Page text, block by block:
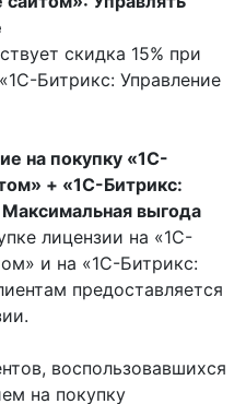
скидка 15% при
Битрикс: Управление
на покупку «1С-
+ «1С-Битрикс:
выгода
лицензии на «1С-
и на «1С-Битрикс:
предоставляется
воспользовавшихся
на покупку